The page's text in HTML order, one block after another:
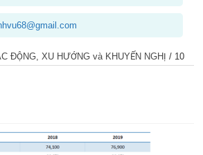
ĐỘNG, XU HƯỚNG và KHUYẾN NGHỊ / 10